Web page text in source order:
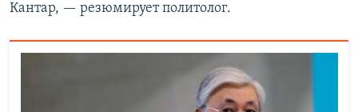
Кантар, — резюмирует политолог.